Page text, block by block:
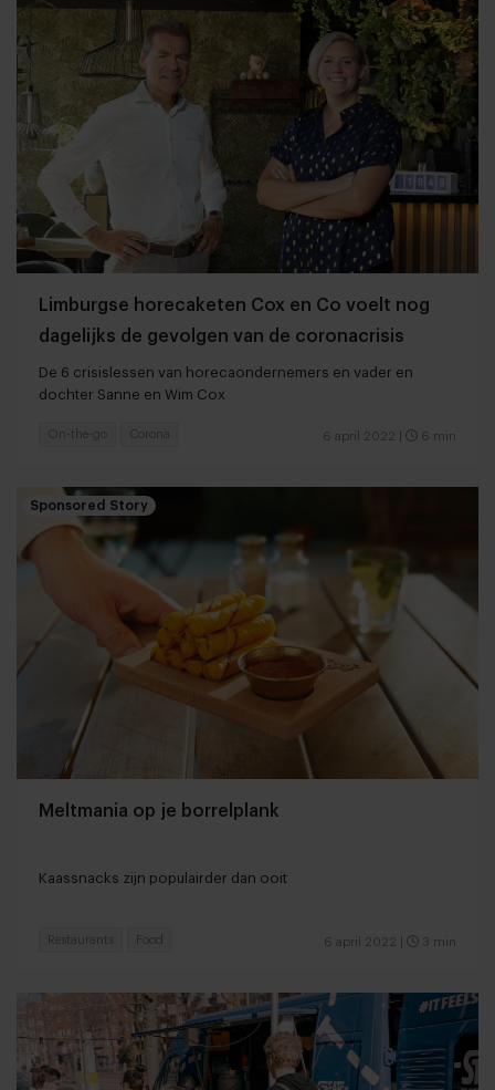
Limburgse horecaketen Cox en Co voelt nog
dagelijks de gevolgen van de coronacrisis
De 6 crisislessen van horecaondernemers en vader en
dochter Sanne en Wim Cox
6 april 2022 6 min
On-the-go Corona
Sponsored Story
Meltmania op je borrelplank
Kaassnacks zijn populairder dan ooit
6 april 2022 3 min
Restaurants Food